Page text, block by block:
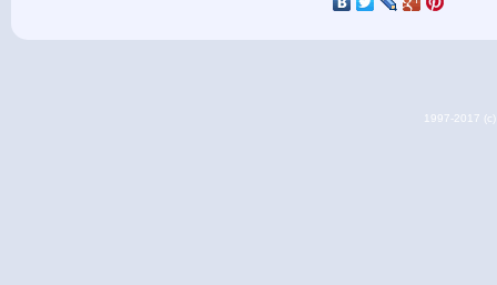
1997-2017